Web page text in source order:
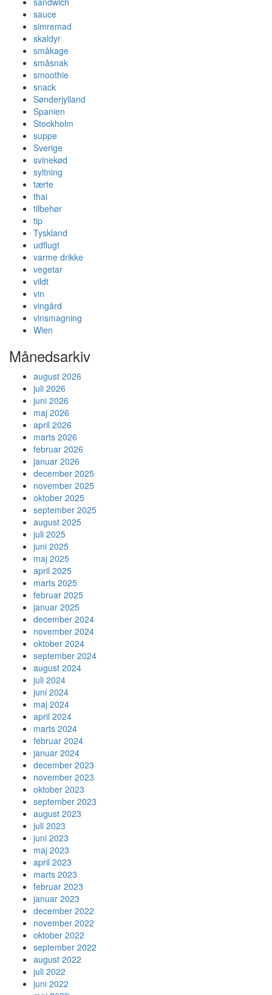
sauce
simremad
skaldyr
småkage
småsnak
smoothie
snack
Sønderjylland
Spanien
Stockholm
suppe
Sverige
svinekød
syltning
tærte
thai
tilbehør
tip
Tyskland
udflugt
varme drikke
vegetar
vildt
vin
vingård
vinsmagning
Wien
Månedsarkiv
august 2026
juli 2026
juni 2026
maj 2026
april 2026
marts 2026
februar 2026
januar 2026
december 2025
november 2025
oktober 2025
september 2025
august 2025
juli 2025
juni 2025
maj 2025
april 2025
marts 2025
februar 2025
januar 2025
december 2024
november 2024
oktober 2024
september 2024
august 2024
juli 2024
juni 2024
maj 2024
april 2024
marts 2024
februar 2024
januar 2024
december 2023
november 2023
oktober 2023
september 2023
august 2023
juli 2023
juni 2023
maj 2023
april 2023
marts 2023
februar 2023
januar 2023
december 2022
november 2022
oktober 2022
september 2022
august 2022
juli 2022
juni 2022